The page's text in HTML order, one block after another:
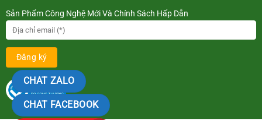
Sản Phẩm Công Nghệ Mới Và Chính Sách Hấp Dẫn
CHAT ZALO
CHAT FACEBOOK